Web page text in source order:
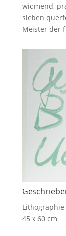
widmend,
sieben
Meister der
Lithographie
45 x 60 cm